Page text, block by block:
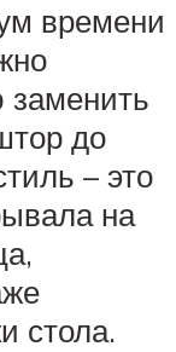
времени
заменить
до
– это
на
стола.